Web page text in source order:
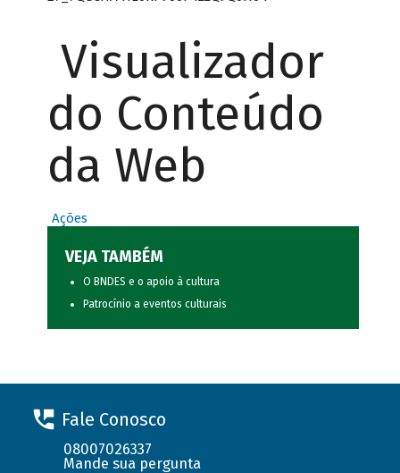
Visualizador
do Conteúdo
da Web
Ações
VEJA TAMBÉM
O BNDES e o apoio à cultura
Patrocínio a eventos culturais
Fale Conosco
08007026337
Mande sua pergunta